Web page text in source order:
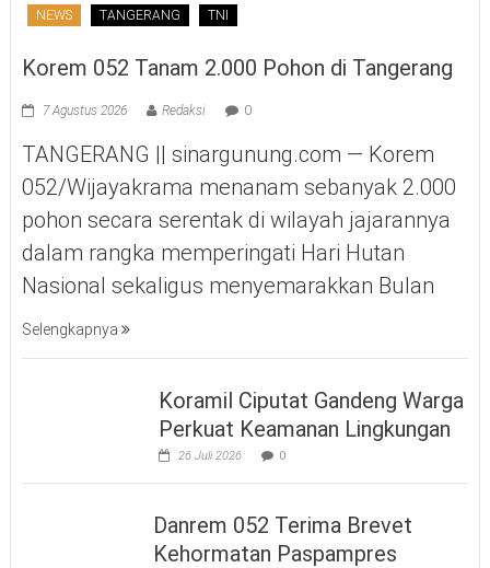
NEWS TANGERANG TNI
Korem 052 Tanam 2.000 Pohon di Tangerang
7 Agustus 2026 Redaksi 0
TANGERANG || sinargunung.com — Korem
052/Wijayakrama menanam sebanyak 2.000
pohon secara serentak di wilayah jajarannya
dalam rangka memperingati Hari Hutan
Nasional sekaligus menyemarakkan Bulan
Selengkapnya
Koramil Ciputat Gandeng Warga
Perkuat Keamanan Lingkungan
26 Juli 2026 0
Danrem 052 Terima Brevet
Kehormatan Paspampres